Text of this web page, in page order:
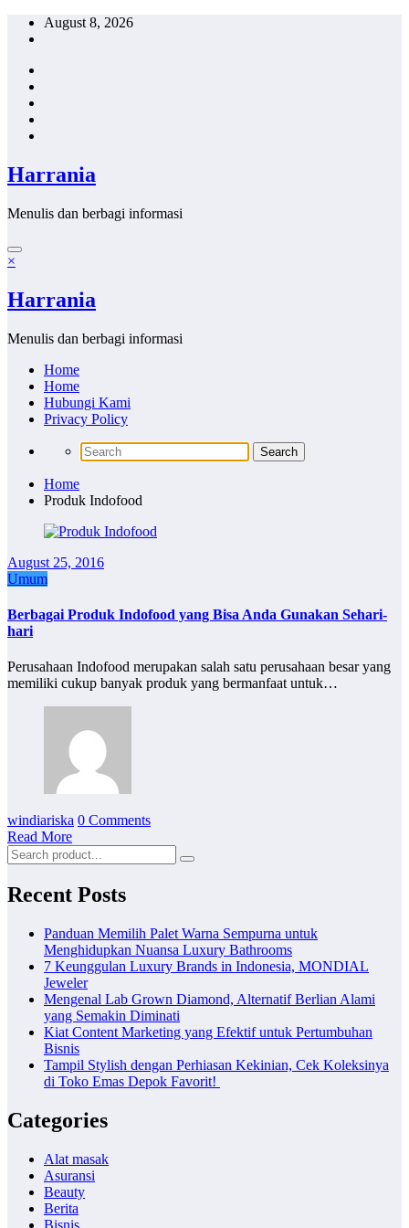
Skip
August 8, 2026
Harrania
Menulis dan berbagi informasi
×
Harrania
Menulis dan berbagi informasi
Home
Home
Hubungi Kami
Privacy Policy
Home
Produk Indofood
August 25, 2016
Umum
Berbagai Produk Indofood yang Bisa Anda Gunakan Sehari-
hari
Perusahaan Indofood merupakan salah satu perusahaan besar yang
memiliki cukup banyak produk yang bermanfaat untuk…
windiariska 0 Comments
Read More
Recent Posts
Panduan Memilih Palet Warna Sempurna untuk
Menghidupkan Nuansa Luxury Bathrooms
7 Keunggulan Luxury Brands in Indonesia, MONDIAL
Jeweler
Mengenal Lab Grown Diamond, Alternatif Berlian Alami
yang Semakin Diminati
Kiat Content Marketing yang Efektif untuk Pertumbuhan
Bisnis
Tampil Stylish dengan Perhiasan Kekinian, Cek Koleksinya
di Toko Emas Depok Favorit!
Categories
Alat masak
Asuransi
Beauty
Berita
Bisnis